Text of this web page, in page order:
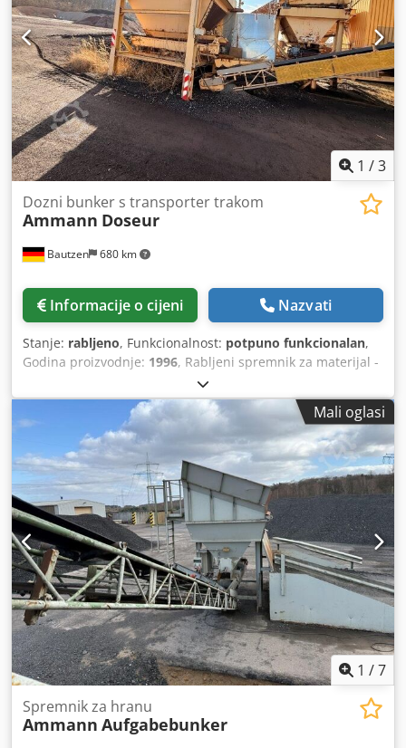
1 /3
Bautzen 680 km
Dozni bunker s transporter trakom
Ammann Doseur
Informacije o cijeni Nazvati
Stanje: rabljeno, Funkcionalnost: potpuno funkcionalan,
Godina proizvodnje: 1996, Rabljeni spremnik za materijal -
Traka za odvoz -Transportna traka Djdpfx Acjzq S Avebock
Mali oglasi
1 /7
Spremnik za hranu
Ammann Aufgabebunker